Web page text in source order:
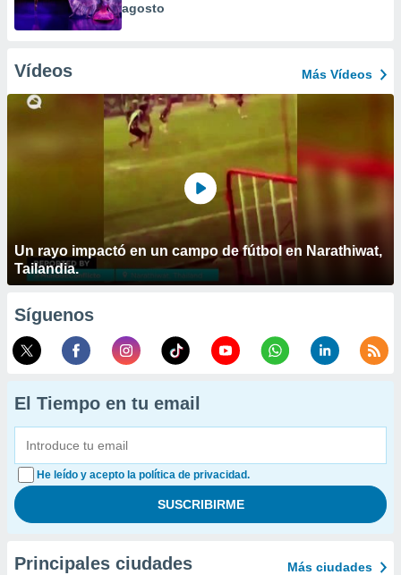
agosto
Vídeos Más Vídeos
Un rayo impactó en un campo de fútbol en Narathiwat,
Tailandia.
Síguenos
El Tiempo en tu email
He leído y acepto la política de privacidad.
Principales ciudades Más ciudades